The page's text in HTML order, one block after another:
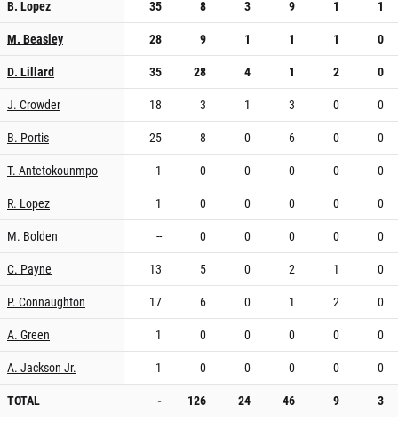
B. Lopez
35 8 3 9 1
1
M. Beasley
28 9 1 1 1
0
D. Lillard
35 28 4 1 2
0
J. Crowder
18 3 1 3 0
0
B. Portis
25 8 0 6 0
0
T. Antetokounmpo
1 0 0 0 0
0
R. Lopez
1 0 0 0 0
0
M. Bolden
-- 0 0 0 0
0
C. Payne
13 5 0 2 1
0
P. Connaughton
17 6 0 1 2
0
A. Green
1 0 0 0 0
0
A. Jackson Jr.
1 0 0 0 0
0
TOTAL
- 126 24 46 9 3